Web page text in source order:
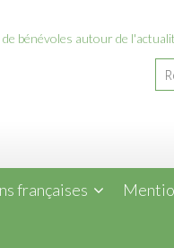
bénévoles autour de
françaises